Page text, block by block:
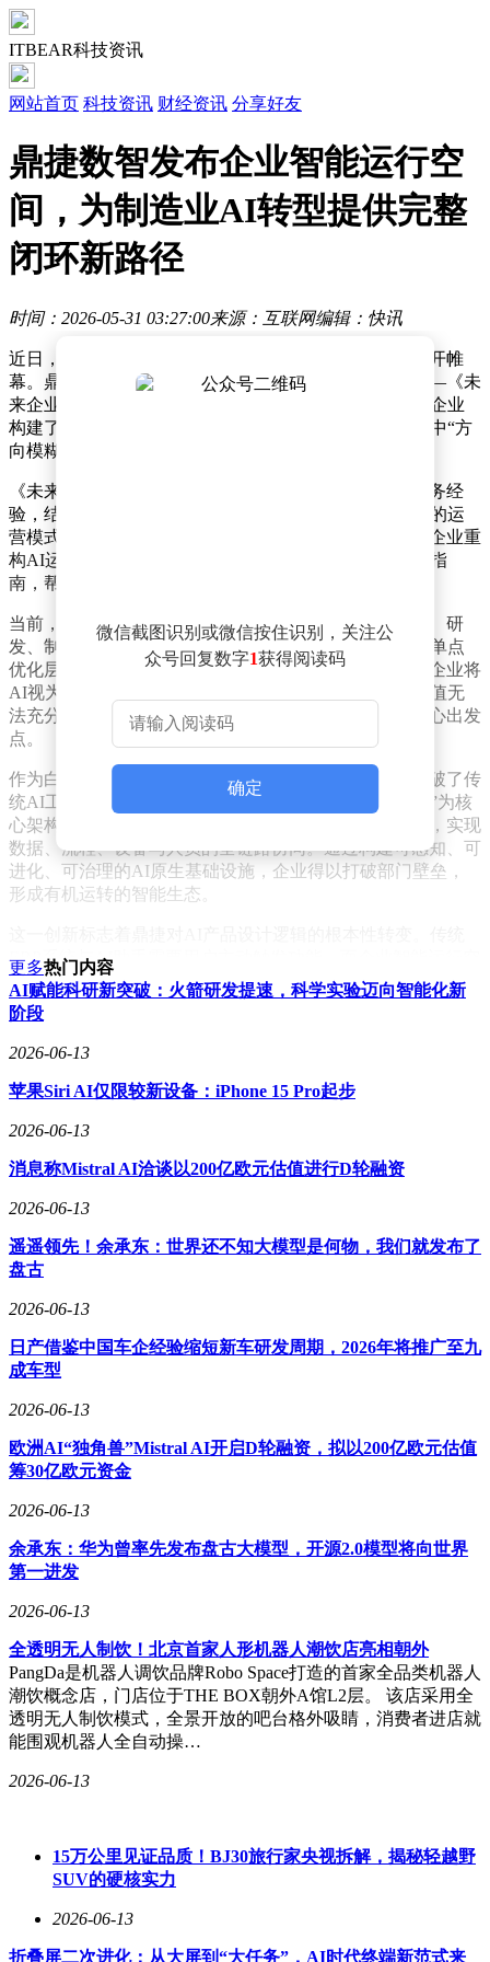
ITBEAR科技资讯
网站首页 科技资讯 财经资讯 分享好友
鼎捷数智发布企业智能运行空
间，为制造业AI转型提供完整
闭环新路径
时间：2026-05-31 03:27:00来源：互联网编辑：快讯
近日，一场聚焦制造业数智化转型的行业盛会在上海拉开帷
幕。鼎捷数智作为主办方，在会上推出两项重要成果——《未
来企业白皮书》与企业智能运行空间（EIOSpace），为企业
构建了从理论到实践的完整转型路径，助力破解AI应用中“方
向模糊、落地困难”的核心痛点。
《未来企业白皮书》基于鼎捷四十余年深耕制造业的服务经
验，结合上万家企业转型实践，系统梳理了AI原生企业的运
营模式、组织变革逻辑与价值创造体系。该成果不仅为企业重
构AI运行范式提供了理论框架，更设计了可落地的行动指
南，帮助企业明确转型方向与实施路径。
当前，大模型与智能体技术加速渗透，企业纷纷在办公、研
发、制造等环节引入AI工具。然而，多数应用仍停留在单点
优化层面，难以形成整体效能提升。鼎捷观察到，许多企业将
AI视为独立工具，各环节智能体缺乏协同，导致技术价值无
法充分释放。这一现象成为企业智能运行空间设计的核心出发
点。
作为白皮书理论的具体实践载体，企业智能运行空间突破了传
统AI工具的碎片化局限。该体系以“智能座舱+空间服务”为核
心架构，整合指挥官、专家智能体、数字分身三大角色，实现
数据、流程、设备与人员的全链路协同。通过构建可感知、可
进化、可治理的AI原生基础设施，企业得以打破部门壁垒，
形成有机运转的智能生态。
ERP系统与AI助手需要用户主动触发功能，而企业智能运行空
间通过主动预警机制重塑人机协作模式。例如，当生产线设备
异常或订单交付风险出现时，系统会自动推送预警信息与处理
建议，使管理者从执行者转变为决策者，大幅提升响应效率与
决策质量。
峰会现场，华为云、火山引擎、魔法原子等科技企业展示了在
术分享与案例展示，生态伙伴们共同探索了AI技术与产业场
景深度融合的可行路径，为构建健康可持续的AI产业生态奠
定基础。
以企业智能运行空间为底层支撑，构建包含技术伙伴、行业解
决方案商、服务提供商的三层生态体系。通过提供产品开发工
力量，共同推动制造业智能化升级进程。
微信截图识别或微信按住识别，关注公
众号回复数字1获得阅读码
确定
更多热门内容
AI赋能科研新突破：火箭研发提速，科学实验迈向智能化新
阶段
2026-06-13
苹果Siri AI仅限较新设备：iPhone 15 Pro起步
2026-06-13
消息称Mistral AI洽谈以200亿欧元估值进行D轮融资
2026-06-13
遥遥领先！余承东：世界还不知大模型是何物，我们就发布了
盘古
2026-06-13
日产借鉴中国车企经验缩短新车研发周期，2026年将推广至九
成车型
2026-06-13
欧洲AI“独角兽”Mistral AI开启D轮融资，拟以200亿欧元估值
筹30亿欧元资金
2026-06-13
余承东：华为曾率先发布盘古大模型，开源2.0模型将向世界
第一进发
2026-06-13
全透明无人制饮！北京首家人形机器人潮饮店亮相朝外
PangDa是机器人调饮品牌Robo Space打造的首家全品类机器人
潮饮概念店，门店位于THE BOX朝外A馆L2层。 该店采用全
透明无人制饮模式，全景开放的吧台格外吸睛，消费者进店就
能围观机器人全自动操…
2026-06-13
15万公里见证品质！BJ30旅行家央视拆解，揭秘轻越野
SUV的硬核实力
2026-06-13
折叠屏二次进化：从大屏到“大任务”，AI时代终端新范式来